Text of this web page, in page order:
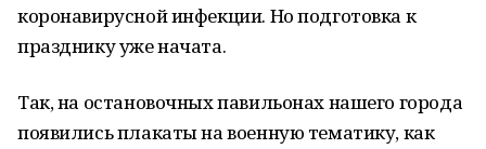
коронавирусной инфекции. Но подготовка к
празднику уже начата.
Так, на остановочных павильонах нашего города
появились плакаты на военную тематику, как